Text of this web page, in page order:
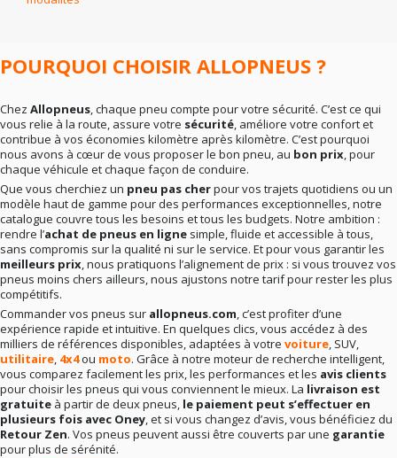
En résumé
POURQUOI CHOISIR ALLOPNEUS ?
Chez Allopneus, chaque pneu compte pour votre sécurité. C’est ce qui
vous relie à la route, assure votre sécurité, améliore votre confort et
contribue à vos économies kilomètre après kilomètre. C’est pourquoi
nous avons à cœur de vous proposer le bon pneu, au bon prix, pour
chaque véhicule et chaque façon de conduire.
Que vous cherchiez un pneu pas cherpour vos trajets quotidiens ou un
modèle haut de gamme pour des performances exceptionnelles, notre
catalogue couvre tous les besoins et tous les budgets. Notre ambition :
rendre l’achat de pneus en ligne simple, fluide et accessible à tous,
sans compromis sur la qualité ni sur le service. Et pour vous garantir les
meilleurs prix, nous pratiquons l’alignement de prix : si vous trouvez vos
pneus moins chers ailleurs, nous ajustons notre tarif pour rester les plus
compétitifs.
Commander vos pneus sur allopneus.com, c’est profiter d’une
expérience rapide et intuitive. En quelques clics, vous accédez à des
milliers de références disponibles, adaptées à votre voiture, SUV,
utilitaire, 4x4ou moto. Grâce à notre moteur de recherche intelligent,
vous comparez facilement les prix, les performances et les avis clients
pour choisir les pneus qui vous conviennent le mieux. La livraison est
gratuite à partir de deux pneus, le paiement peut s’effectuer en
plusieurs fois avec Oney, et si vous changez d’avis, vous bénéficiez du
Retour Zen. Vos pneus peuvent aussi être couverts par une garantie
pour plus de sérénité.